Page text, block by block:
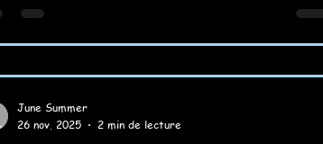
June Summer
26 nov. 2025
2 min de lecture